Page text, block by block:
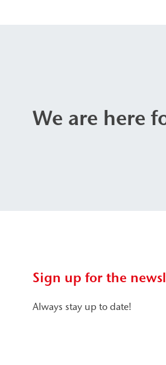
We are here
Sign up for the
Always stay up to date!